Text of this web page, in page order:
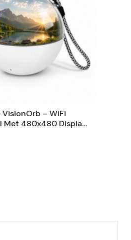
VisionOrb – WiFi
Met 480x480 Display
Wit